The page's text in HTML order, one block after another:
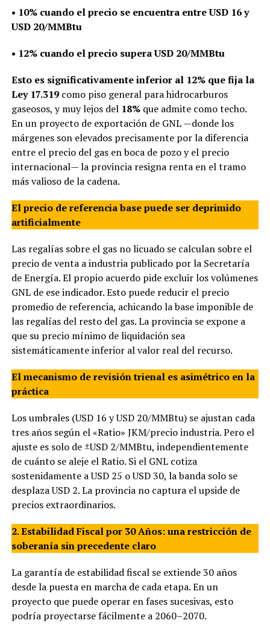
• 10% cuando el precio se encuentra entre USD 16 y
USD 20/MMBtu
• 12% cuando el precio supera USD 20/MMBtu
Esto es significativamente inferior al 12% que fija la
Ley 17.319como piso general para hidrocarburos
gaseosos, y muy lejos del 18%que admite como techo.
En un proyecto de exportación de GNL —donde los
márgenes son elevados precisamente por la diferencia
entre el precio del gas en boca de pozo y el precio
internacional— la provincia resigna renta en el tramo
más valioso de la cadena.
El precio de referencia base puede ser deprimido
artificialmente
Las regalías sobre el gas no licuado se calculan sobre el
precio de venta a industria publicado por la Secretaría
de Energía. El propio acuerdo pide excluir los volúmenes
GNL de ese indicador. Esto puede reducir el precio
promedio de referencia, achicando la base imponible de
las regalías del resto del gas. La provincia se expone a
que su precio mínimo de liquidación sea
sistemáticamente inferior al valor real del recurso.
El mecanismo de revisión trienal es asimétrico en la
práctica
Los umbrales (USD 16 y USD 20/MMBtu) se ajustan cada
tres años según el «Ratio» JKM/precio industria. Pero el
ajuste es solo de ±USD 2/MMBtu, independientemente
de cuánto se aleje el Ratio. Si el GNL cotiza
sostenidamente a USD 25 o USD 30, la banda solo se
desplaza USD 2. La provincia no captura el upside de
precios extraordinarios.
2. Estabilidad Fiscal por 30 Años: una restricción de
soberanía sin precedente claro
La garantía de estabilidad fiscal se extiende 30 años
desde la puesta en marcha de cada etapa. En un
proyecto que puede operar en fases sucesivas, esto
podría proyectarse fácilmente a 2060–2070.